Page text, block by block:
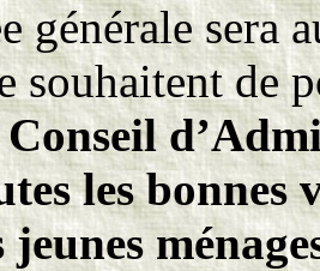
générale sera
souhaitent de
les
jeunes